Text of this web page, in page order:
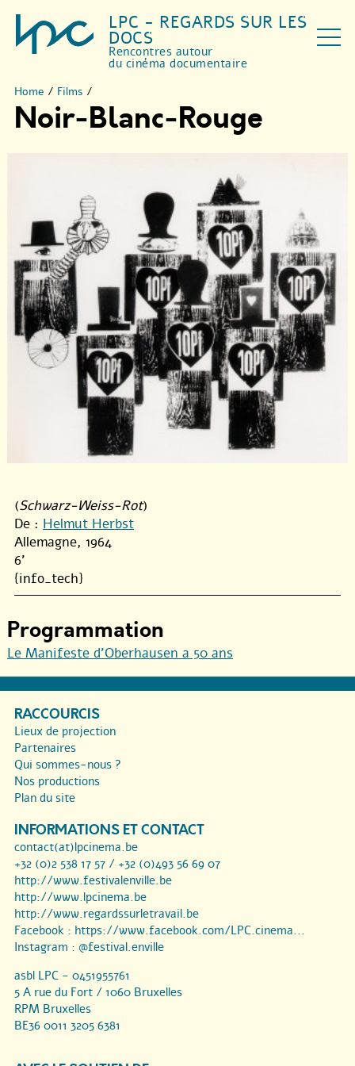
LPC - REGARDS SUR LES
DOCS
Rencontres autour
du cinéma documentaire
Home / Films /
Noir-Blanc-Rouge
(Schwarz-Weiss-Rot)
De : Helmut Herbst
Allemagne, 1964
6'
{info_tech}
Programmation
Le Manifeste d’Oberhausen a 50 ans
RACCOURCIS
Lieux de projection
Partenaires
Qui sommes-nous ?
Nos productions
Plan du site
INFORMATIONS ET CONTACT
contact(at)lpcinema.be
+32 (0)2 538 17 57 / +32 (0)493 56 69 07
http://www.festivalenville.be
http://www.lpcinema.be
http://www.regardssurletravail.be
Facebook : https://www.facebook.com/LPC.cinema...
Instagram : @festival.enville
asbl LPC - 0451955761
5 A rue du Fort / 1060 Bruxelles
RPM Bruxelles
BE36 0011 3205 6381